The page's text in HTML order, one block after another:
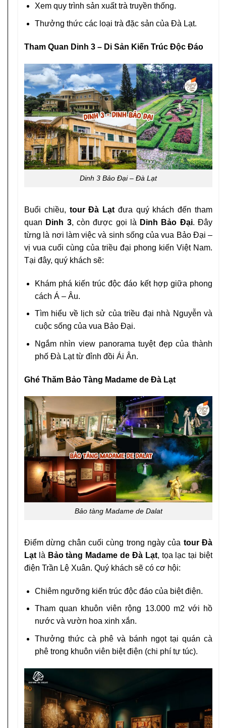
Xem quy trình sản xuất trà truyền thống.
Thưởng thức các loại trà đặc sản của Đà Lạt.
Tham Quan Dinh 3 – Di Sản Kiến Trúc Độc Đáo
Dinh 3 Bảo Đại – Đà Lạt
Buổi chiều, tour Đà Lạt đưa quý khách đến tham
quan Dinh 3, còn được gọi là Dinh Bảo Đại. Đây
từng là nơi làm việc và sinh sống của vua Bảo Đại –
vị vua cuối cùng của triều đại phong kiến Việt Nam.
Tại đây, quý khách sẽ:
Khám phá kiến trúc độc đáo kết hợp giữa phong
cách Á – Âu.
Tìm hiểu về lịch sử của triều đại nhà Nguyễn và
cuộc sống của vua Bảo Đại.
Ngắm nhìn view panorama tuyệt đẹp của thành
phố Đà Lạt từ đỉnh đồi Ái Ân.
Ghé Thăm Bảo Tàng Madame de Đà Lạt
Bảo tàng Madame de Dalat
Điểm dừng chân cuối cùng trong ngày của tour Đà
Lạt là Bảo tàng Madame de Đà Lạt, tọa lạc tại biệt
điện Trần Lệ Xuân. Quý khách sẽ có cơ hội:
Chiêm ngưỡng kiến trúc độc đáo của biệt điện.
Tham quan khuôn viên rộng 13.000 m2 với hồ
nước và vườn hoa xinh xắn.
Thưởng thức cà phê và bánh ngọt tại quán cà
phê trong khuôn viên biệt điện (chi phí tự túc).